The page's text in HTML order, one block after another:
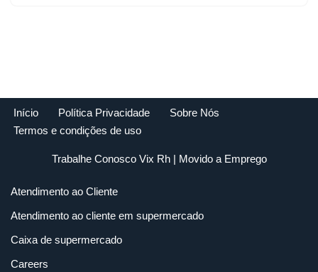
Início Política Privacidade
Sobre Nós
Termos e condições de uso
Trabalhe Conosco Vix Rh| Movido a Emprego
Atendimento ao Cliente
Atendimento ao cliente em supermercado
Caixa de supermercado
Careers